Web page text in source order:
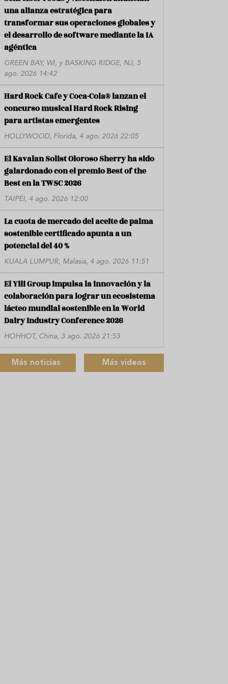
una alianza estratégica para
transformar sus operaciones globales y
el desarrollo de software mediante la IA
agéntica
GREEN BAY, WI, y BASKING RIDGE, NJ, 5
ago. 2026 14:42
Hard Rock Cafe y Coca-Cola® lanzan el
concurso musical Hard Rock Rising
para artistas emergentes
HOLLYWOOD, Florida, 4 ago. 2026 22:05
El Kavalan Solist Oloroso Sherry ha sido
galardonado con el premio Best of the
Best en la TWSC 2026
TAIPÉI, 4 ago. 2026 12:00
La cuota de mercado del aceite de palma
sostenible certificado apunta a un
potencial del 40 %
KUALA LUMPUR, Malasia, 4 ago. 2026 11:51
El Yili Group impulsa la innovación y la
colaboración para lograr un ecosistema
lácteo mundial sostenible en la World
Dairy Industry Conference 2026
HOHHOT, China, 3 ago. 2026 21:53
Más noticias Más videos